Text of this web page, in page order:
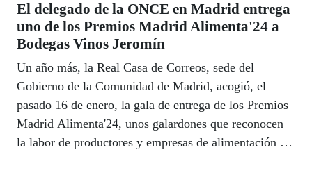
El delegado de la ONCE en Madrid entrega
uno de los Premios Madrid Alimenta'24 a
Bodegas Vinos Jeromín
Un año más, la Real Casa de Correos, sede del
Gobierno de la Comunidad de Madrid, acogió, el
pasado 16 de enero, la gala de entrega de los Premios
Madrid Alimenta'24, unos galardones que reconocen
la labor de productores y empresas de alimentación y